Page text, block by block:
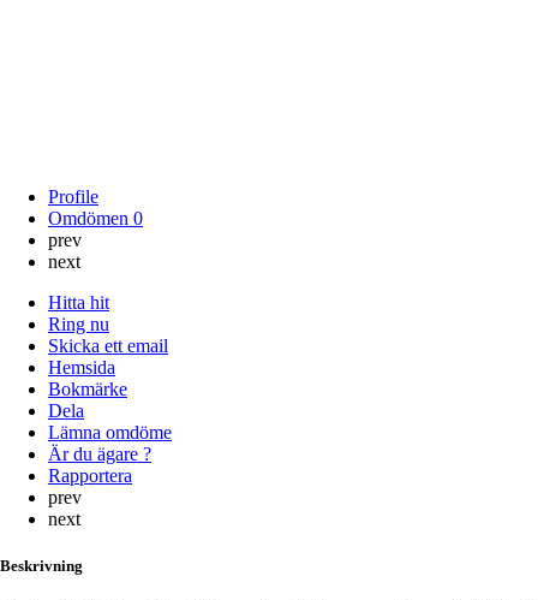
Profile
Omdömen 0
prev
next
Hitta hit
Ring nu
Skicka ett email
Hemsida
Bokmärke
Dela
Lämna omdöme
Är du ägare ?
Rapportera
prev
next
Beskrivning